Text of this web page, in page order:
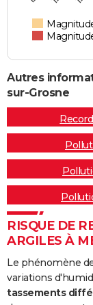
Autres
sur-Grosne
RISQUE DE
ARGILES À
Le phénomène
variations
tassements